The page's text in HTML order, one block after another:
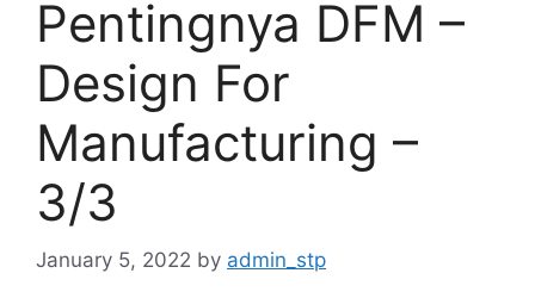
Pentingnya DFM –
Design For
Manufacturing –
3/3
January 5, 2022 by admin_stp